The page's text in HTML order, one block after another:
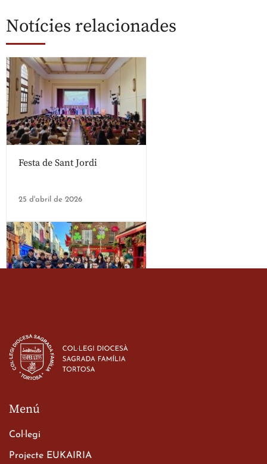
Notícies relacionades
Festa de Sant Jordi
25 d'abril de 2026
d’ESO-BSD a Irlanda
23 de març de 2026
Menú
Col·legi
Projecte EUKAIRIA